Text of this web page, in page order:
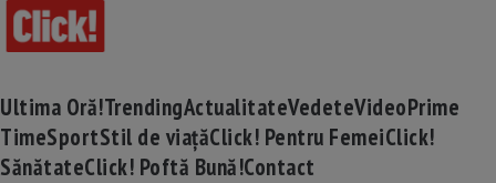
Ultima Oră!TrendingActualitateVedeteVideoPrime
TimeSportStil de viațăClick! Pentru FemeiClick!
SănătateClick! Poftă Bună!Contact